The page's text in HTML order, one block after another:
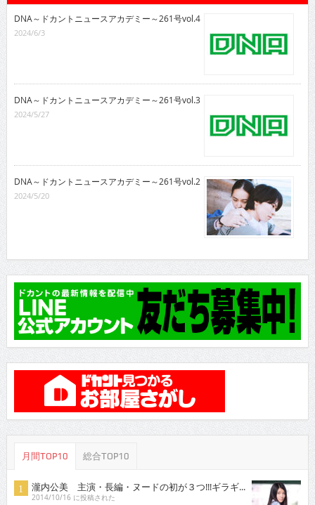
DNA～ドカントニュースアカデミー～261号vol.4
2024/6/3
DNA～ドカントニュースアカデミー～261号vol.3
2024/5/27
DNA～ドカントニュースアカデミー～261号vol.2
2024/5/20
月間TOP10 総合TOP10
瀧内公美 主演・長編・ヌードの初が３つ!!!ギラギ...
2014/10/16 に投稿された